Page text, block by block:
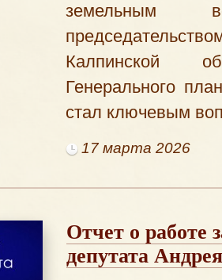
земельным
Калпинской
Генерального
стал ключевым
17 марта 2026
Отчет о работе
депутата